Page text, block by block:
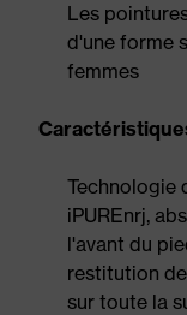
Les
d'une forme
femmes
Technologie
iPUREnrj,
l'avant du
restitution
sur toute la